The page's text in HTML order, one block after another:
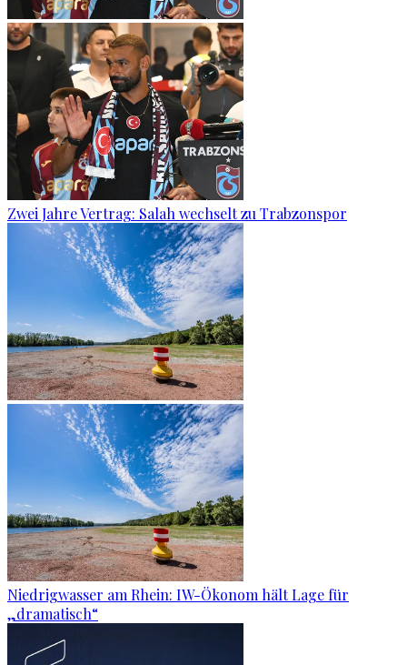
Zwei Jahre Vertrag: Salah wechselt zu Trabzonspor
Niedrigwasser am Rhein: IW-Ökonom hält Lage für
„dramatisch“